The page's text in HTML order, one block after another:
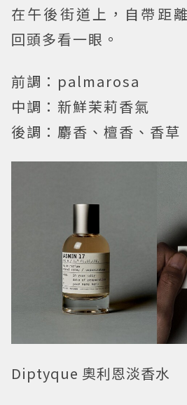
在午後街道上，自帶距
回頭多看一眼。
前調：palmarosa
中調：新鮮茉莉香氣
後調：麝香、檀香、香草
Diptyque 奧利恩淡香水